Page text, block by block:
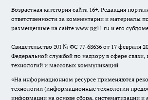
Возрастная категория сайта 16+. Редакция
ответственности за комментарии и материалы
размещенные на сайте www.pg11.ru и его
Свидетельство ЭЛ № ФС 77-68636 от 17 февраля
Федеральной службой по надзору в сфере
технологий и массовых коммуникаций
«На информационном ресурсе применяются
технологии (информационные технологии
информации на основе сбора, систематизации и